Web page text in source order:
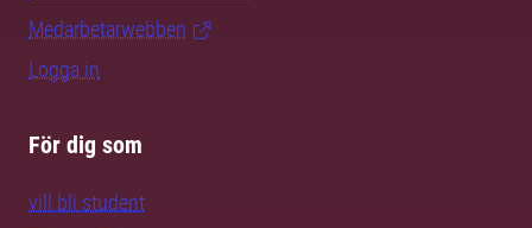
Medarbetarwebben
Logga in
För dig som
vill bli student